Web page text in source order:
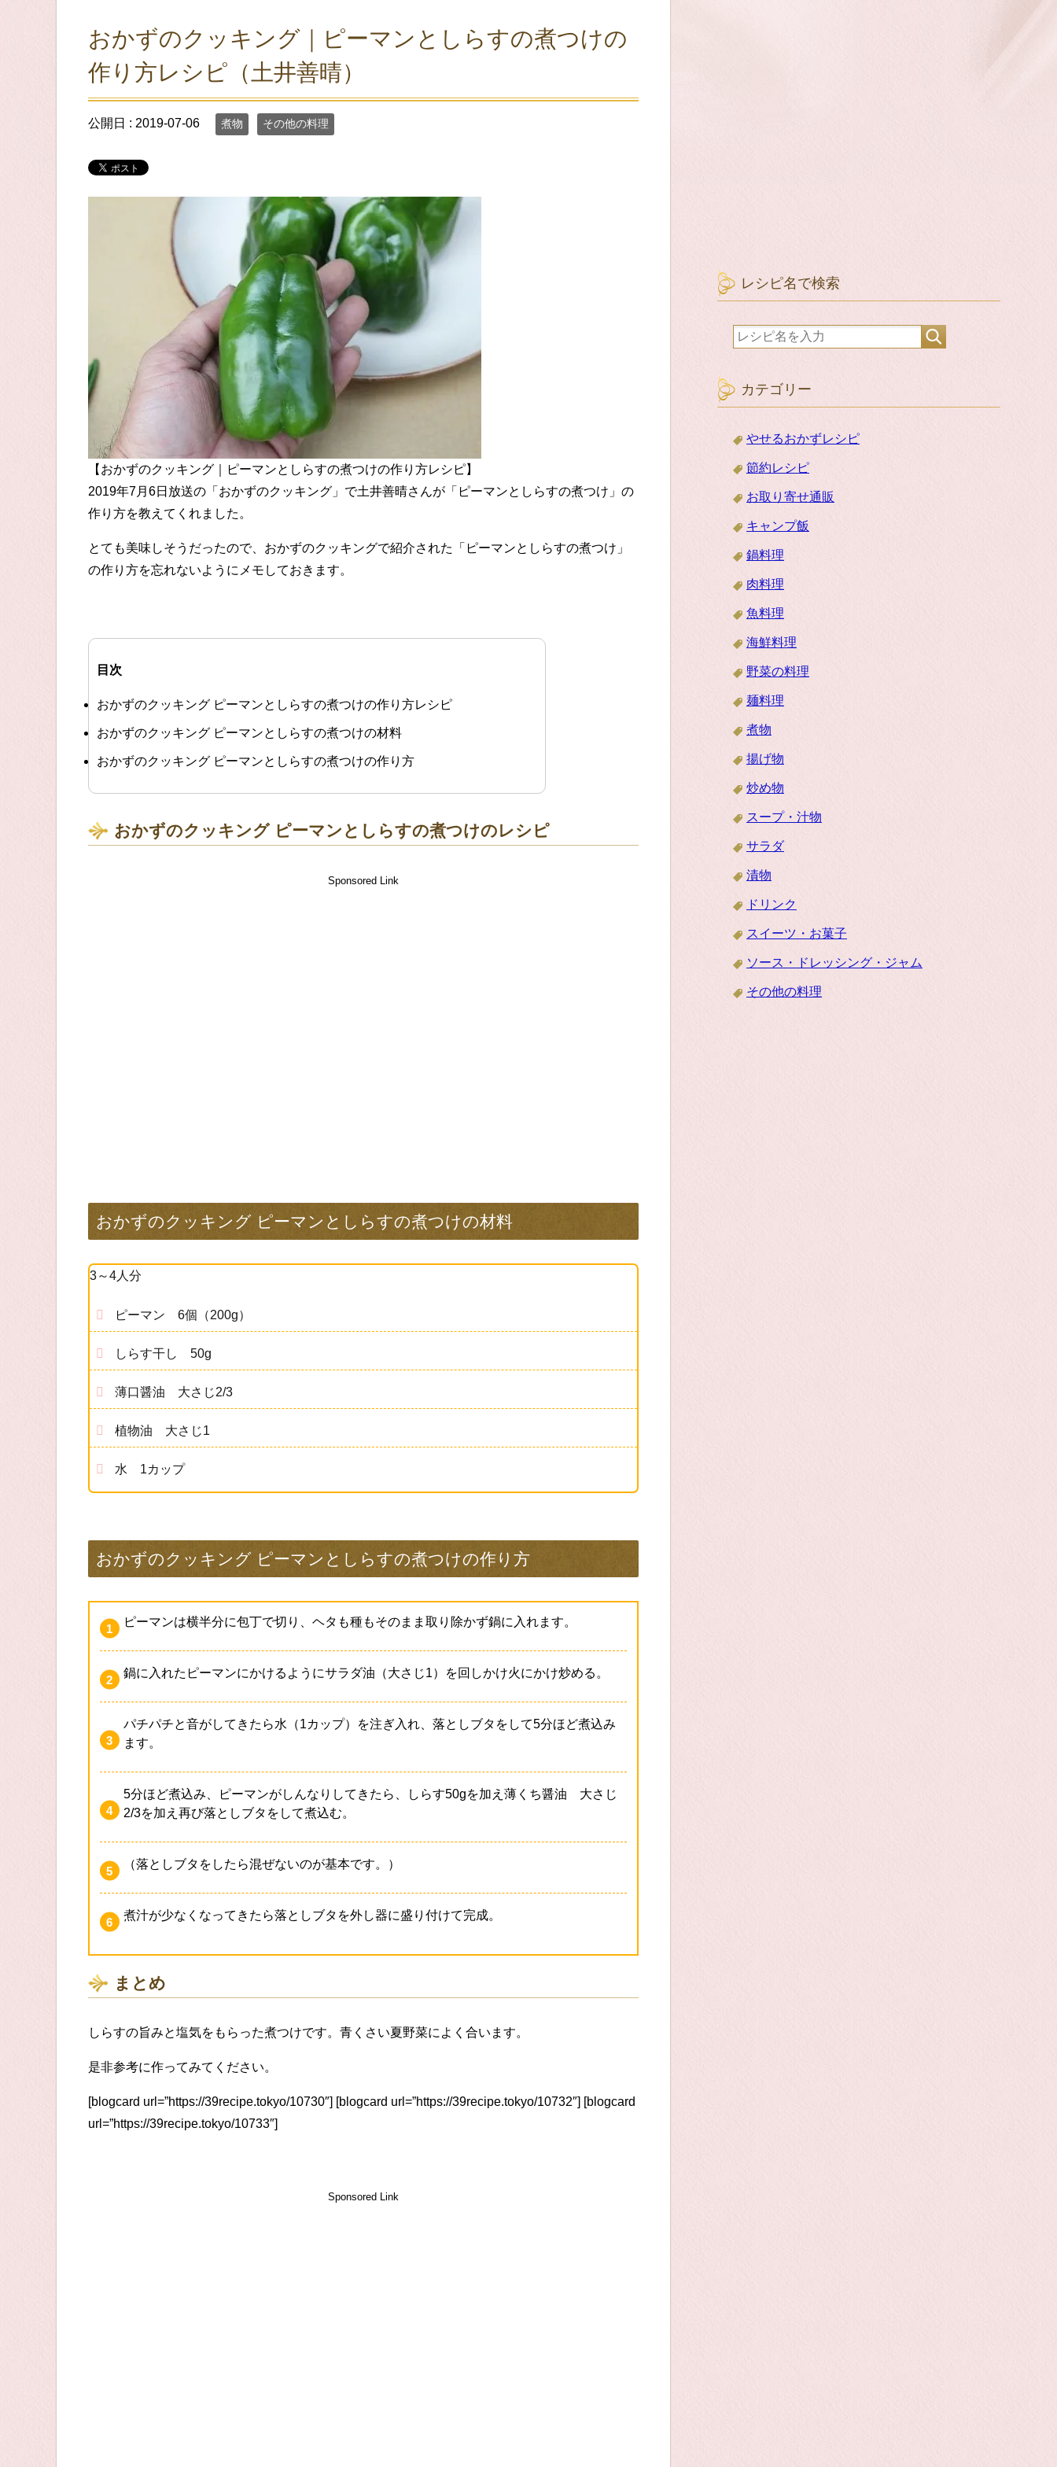
おかずのクッキング｜ピーマンとしらすの煮つけの
作り方レシピ（土井善晴）
公開日 : 2019-07-06 煮物 その他の料理
【おかずのクッキング｜ピーマンとしらすの煮つけの作り方レシピ】
2019年7月6日放送の「おかずのクッキング」で土井善晴さんが「ピーマンとしらすの煮つけ」の
作り方を教えてくれました。
とても美味しそうだったので、おかずのクッキングで紹介された「ピーマンとしらすの煮つけ」
の作り方を忘れないようにメモしておきます。
目次
おかずのクッキング ピーマンとしらすの煮つけの作り方レシピ
おかずのクッキング ピーマンとしらすの煮つけの材料
おかずのクッキング ピーマンとしらすの煮つけの作り方
おかずのクッキング ピーマンとしらすの煮つけのレシピ
Sponsored Link
おかずのクッキング ピーマンとしらすの煮つけの材料
3～4人分
ピーマン 6個（200g）
しらす干し 50g
薄口醤油 大さじ2/3
植物油 大さじ1
水 1カップ
おかずのクッキング ピーマンとしらすの煮つけの作り方
ピーマンは横半分に包丁で切り、ヘタも種もそのまま取り除かず鍋に入れます。
鍋に入れたピーマンにかけるようにサラダ油（大さじ1）を回しかけ火にかけ炒める。
パチパチと音がしてきたら水（1カップ）を注ぎ入れ、落としブタをして5分ほど煮込み
ます。
5分ほど煮込み、ピーマンがしんなりしてきたら、しらす50gを加え薄くち醤油 大さじ
2/3を加え再び落としブタをして煮込む。
（落としブタをしたら混ぜないのが基本です。）
煮汁が少なくなってきたら落としブタを外し器に盛り付けて完成。
まとめ
しらすの旨みと塩気をもらった煮つけです。青くさい夏野菜によく合います。
是非参考に作ってみてください。
[blogcard url=”https://39recipe.tokyo/10730″] [blogcard url=”https://39recipe.tokyo/10732″] [blogcard
url=”https://39recipe.tokyo/10733″]
Sponsored Link
レシピ名で検索
カテゴリー
やせるおかずレシピ
節約レシピ
お取り寄せ通販
キャンプ飯
鍋料理
肉料理
魚料理
海鮮料理
野菜の料理
麺料理
煮物
揚げ物
炒め物
スープ・汁物
サラダ
漬物
ドリンク
スイーツ・お菓子
ソース・ドレッシング・ジャム
その他の料理